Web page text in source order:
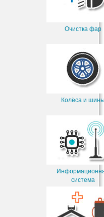
Очистка фар
Колёса и
система